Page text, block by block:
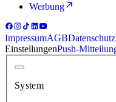
Werbung
ImpressumAGBDatenschutz
EinstellungenPush-
System